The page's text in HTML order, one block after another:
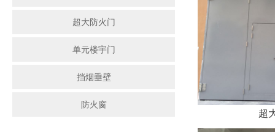
超大防火门
单元楼宇门
挡烟垂壁
防火窗
超